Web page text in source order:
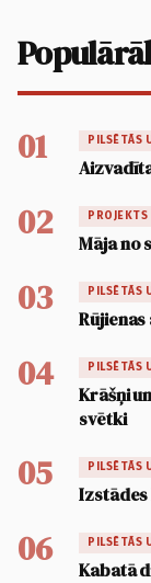
01 PILSĒTĀS
02 PROJEKTS
Māja no
03 PILSĒTĀS
Rūjienas
04 PILSĒTĀS
Krāšņi
svētki
05 PILSĒTĀS
Izstādes
06 PILSĒTĀS
Kabatā